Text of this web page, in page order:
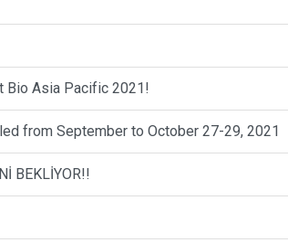
Bio Asia Pacific 2021!
from September to October 27-29, 2021
BEKLİYOR!!